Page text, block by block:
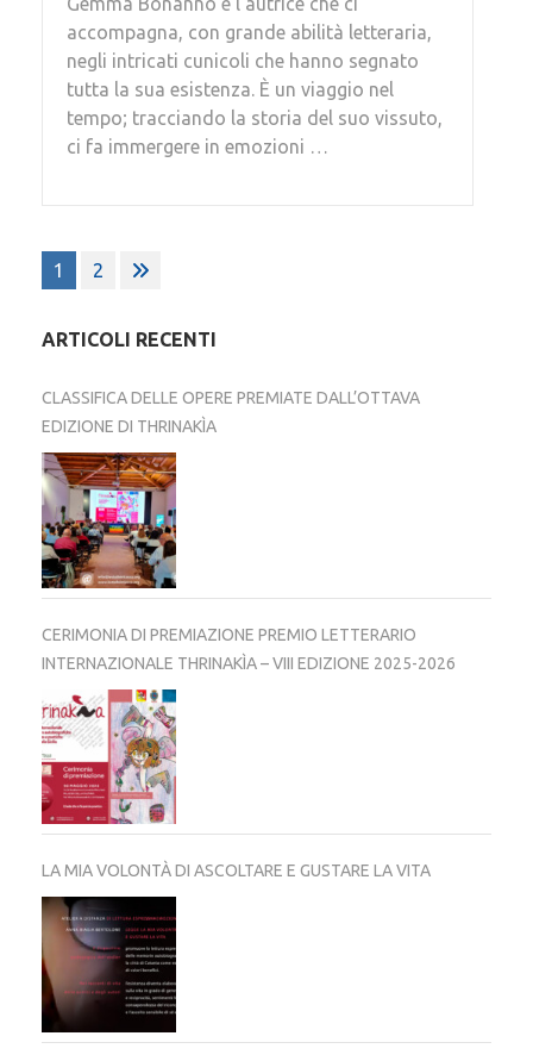
accompagna, con grande abilità letteraria,
negli intricati cunicoli che hanno segnato
tutta la sua esistenza. È un viaggio nel
tempo; tracciando la storia del suo vissuto,
ci fa immergere in emozioni …
Paginazione
articoli
1 2
ARTICOLI RECENTI
CLASSIFICA DELLE OPERE PREMIATE DALL’OTTAVA
EDIZIONE DI THRINAKÌA
CERIMONIA DI PREMIAZIONE PREMIO LETTERARIO
INTERNAZIONALE THRINAKÌA – VIII EDIZIONE 2025-2026
LA MIA VOLONTÀ DI ASCOLTARE E GUSTARE LA VITA